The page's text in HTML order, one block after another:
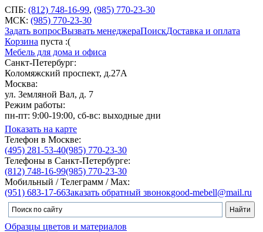
СПБ: (812) 748-16-99, (985) 770-23-30
МСК: (985) 770-23-30
Задать вопросВызвать менеджераПоискДоставка и оплата
Корзина пуста :(
Мебель для дома и офиса
Санкт-Петербург:
Коломяжский проспект, д.27А
Москва:
ул. Земляной Вал, д. 7
Режим работы:
пн-пт: 9:00-19:00, сб-вс: выходные дни
Показать на карте
Телефон в Москве:
(495) 281-53-40(985) 770-23-30
Телефоны в Санкт-Петербурге:
(812) 748-16-99(985) 770-23-30
Мобильный / Телеграмм / Max:
(951) 683-17-66Заказать обратный звонокgood-mebell@mail.ru
Образцы цветов и материалов